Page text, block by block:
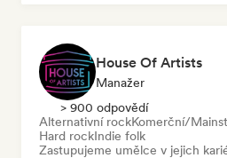
House Of Artists
Manažer
> 900 odpovědí
Alternativní rockKomerční/
Hard rockIndie folk
Zastupujeme umělce v jejich